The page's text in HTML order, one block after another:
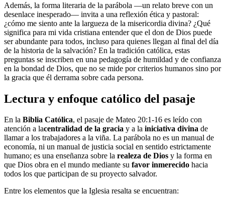
Además, la forma literaria de la parábola —un relato breve con un
desenlace inesperado— invita a una reflexión ética y pastoral:
¿cómo me siento ante la largueza de la misericordia divina? ¿Qué
significa para mi vida cristiana entender que el don de Dios puede
ser abundante para todos, incluso para quienes llegan al final del día
de la historia de la salvación? En la tradición católica, estas
preguntas se inscriben en una pedagogía de humildad y de confianza
en la bondad de Dios, que no se mide por criterios humanos sino por
la gracia que él derrama sobre cada persona.
Lectura y enfoque católico del pasaje
En la Biblia Católica, el pasaje de Mateo 20:1-16 es leído con
atención a lacentralidad de la gracia y a la iniciativa divina de
llamar a los trabajadores a la viña. La parábola no es un manual de
economía, ni un manual de justicia social en sentido estrictamente
humano; es una enseñanza sobre la realeza de Dios y la forma en
que Dios obra en el mundo mediante su favor inmerecido hacia
todos los que participan de su proyecto salvador.
Entre los elementos que la Iglesia resalta se encuentran: